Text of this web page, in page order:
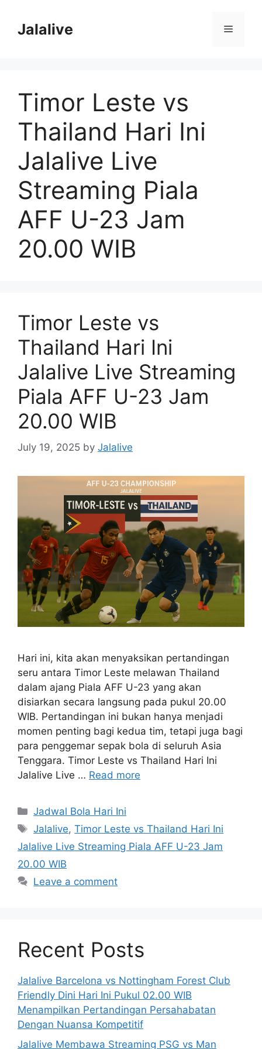
contentJalalive Menu
Timor Leste vs
Thailand Hari Ini
Jalalive Live
Streaming Piala
AFF U-23 Jam
20.00 WIB
Timor Leste vs
Thailand Hari Ini
Jalalive Live Streaming
Piala AFF U-23 Jam
20.00 WIB
July 19, 2025 by Jalalive
Hari ini, kita akan menyaksikan pertandingan
seru antara Timor Leste melawan Thailand
dalam ajang Piala AFF U-23 yang akan
disiarkan secara langsung pada pukul 20.00
WIB. Pertandingan ini bukan hanya menjadi
momen penting bagi kedua tim, tetapi juga bagi
para penggemar sepak bola di seluruh Asia
Tenggara. Timor Leste vs Thailand Hari Ini
Jalalive Live … Read more
Categories
Jadwal Bola Hari Ini
Tags
Jalalive,Timor Leste vs Thailand Hari Ini
Jalalive Live Streaming Piala AFF U-23 Jam
20.00 WIB
Leave a comment
Recent Posts
Jalalive Barcelona vs Nottingham Forest Club
Friendly Dini Hari Ini Pukul 02.00 WIB
Menampilkan Pertandingan Persahabatan
Dengan Nuansa Kompetitif
Jalalive Membawa Streaming PSG vs Man